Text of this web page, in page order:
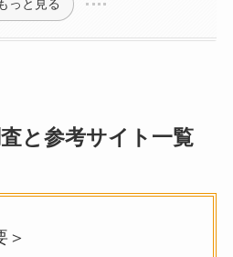
っと見る
と参考サイト一覧
＞